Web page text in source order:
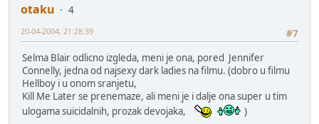
otaku
4
#7
20-04-2004, 21:28:39
Selma Blair odlicno izgleda, meni je ona, pored Jennifer
Connelly, jedna od najsexy dark ladies na filmu. (dobro u filmu
Hellboy i u onom sranjetu,
Kill Me Later se prenemaze, ali meni je i dalje ona super u tim
ulogama suicidalnih, prozak devojaka,
)